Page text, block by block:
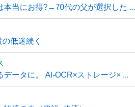
本当にお得?→70代の父が選択した ...
低迷続く
ータに。 AI-OCR×ストレージ× ...